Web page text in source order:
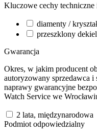
Kluczowe cechy
diamenty /
przeszklony dekiel
Gwarancja
Okres, w jakim producent
autoryzowany sprzedawca
naprawy gwarancyjne
Watch Service we
2 lata, międzynarodowa
Podmiot odpowiedzialny